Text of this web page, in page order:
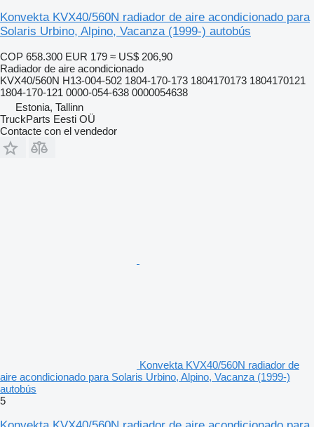
Konvekta KVX40/560N radiador de aire acondicionado para
Solaris Urbino, Alpino, Vacanza (1999-) autobús
COP 658.300 EUR 179 ≈ US$ 206,90
Radiador de aire acondicionado
KVX40/560N H13-004-502 1804-170-173 1804170173 1804170121
1804-170-121 0000-054-638 0000054638
Estonia, Tallinn
TruckParts Eesti OÜ
Contacte con el vendedor
Konvekta KVX40/560N radiador de
aire acondicionado para Solaris Urbino, Alpino, Vacanza (1999-)
autobús
5